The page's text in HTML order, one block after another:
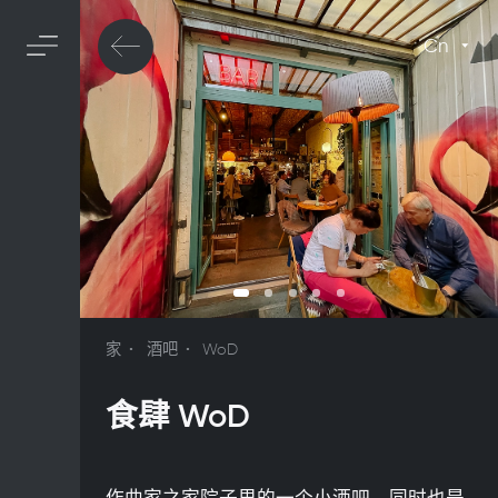
Cn
家 酒吧 WoD
食肆 WoD